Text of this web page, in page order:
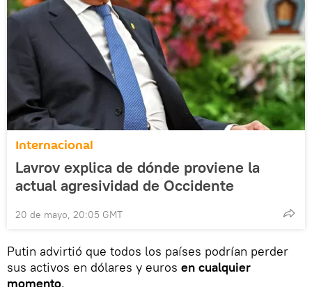
Internacional
Lavrov explica de dónde proviene la
actual agresividad de Occidente
20 de mayo, 20:05 GMT
Putin advirtió que todos los países podrían perder
sus activos en dólares y euros en cualquier
momento.